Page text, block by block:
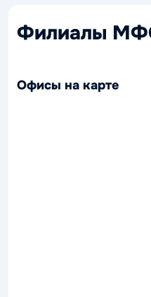
Филиалы
Офисы на карте